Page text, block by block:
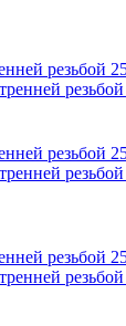
резьбой